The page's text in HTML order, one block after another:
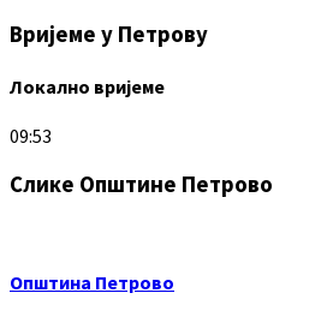
Вријеме у Петрову
Локално вријеме
09:53
Слике Општине Петрово
Општина Петрово